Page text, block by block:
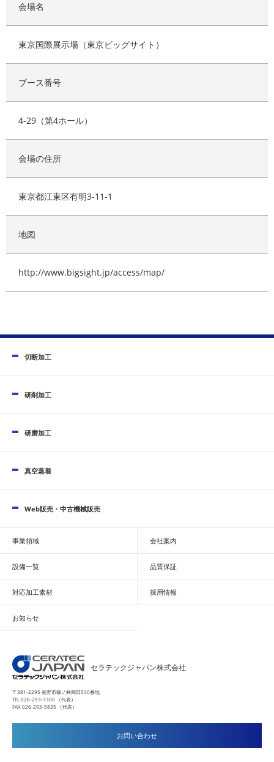
会場名
東京国際展示場（東京ビッグサイト）
ブース番号
4-29（第4ホール）
会場の住所
東京都江東区有明3-11-1
地図
http://www.bigsight.jp/access/map/
切断加工
研削加工
研磨加工
真空蒸着
Web販売・中古機械販売
事業領域 会社案内
設備一覧 品質保証
対応加工素材 採用情報
お知らせ
セラテックジャパン株式会社
〒381-2295 長野市篠ノ井岡田500番地
TEL 026-293-3300 （代表）
FAX 026-293-5835 （代表）
お問い合わせ